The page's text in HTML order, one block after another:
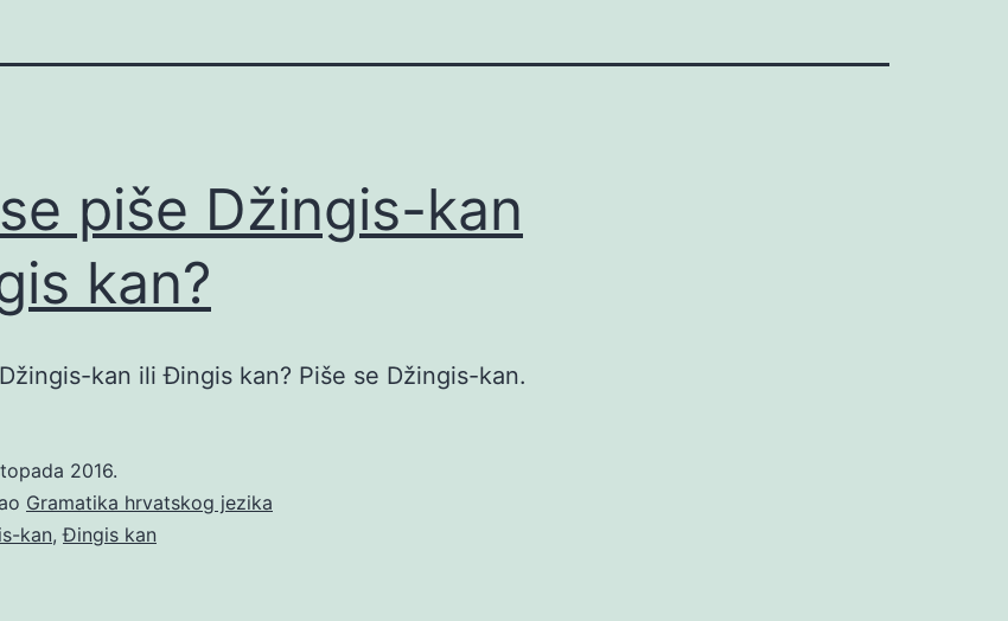
piše Džingis-kan
kan?
kan ili Đingis kan? Piše se Džingis-kan.
2016.
Gramatika hrvatskog jezika
kan,Đingis kan